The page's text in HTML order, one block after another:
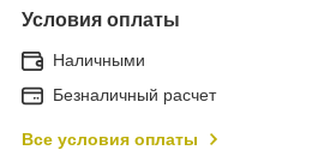
Условия оплаты
Наличными
Безналичный расчет
Все условия оплаты